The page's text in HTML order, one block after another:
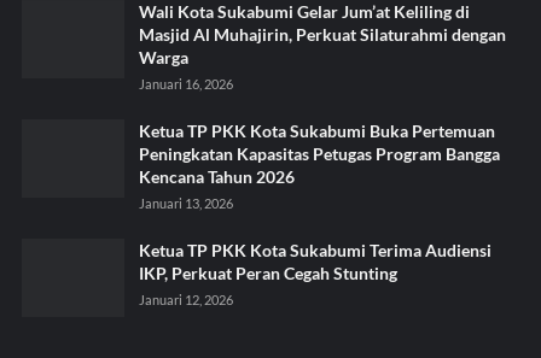
Wali Kota Sukabumi Gelar Jum’at Keliling di
Masjid Al Muhajirin, Perkuat Silaturahmi dengan
Warga
Januari 16, 2026
Ketua TP PKK Kota Sukabumi Buka Pertemuan
Peningkatan Kapasitas Petugas Program Bangga
Kencana Tahun 2026
Januari 13, 2026
Ketua TP PKK Kota Sukabumi Terima Audiensi
IKP, Perkuat Peran Cegah Stunting
Januari 12, 2026